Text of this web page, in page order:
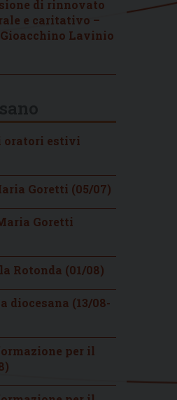
di rinnovato
e caritativo –
Lavinio
oratori estivi
Goretti (05/07)
Goretti
Rotonda (01/08)
diocesana (13/08-
per il